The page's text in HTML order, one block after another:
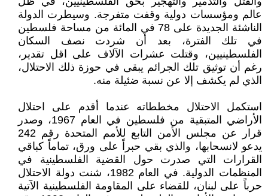
عالم ومؤسسات دولية وقفت متفرجة. وسيطرت الدولة
الناشئة الجديدة على 78 في المائة من مساحة فلسطين
في تلك الفترة، بعد أن شردت نصف السكان
الفلسطينيين، وقتلت عشرات الآلاف على اقل تقدير،
رغم أن توثيق تلك الجرائم يبقى في حوزة ذلك الاحتلال،
الذي لم يكشف إلا عن نسبة ضئيلة منه.
استكمل الاحتلال مخططاته عندما أقدم على احتلال
الأراضي المتبقية من فلسطين في العام 1967، وصدر
قرار عن مجلس الأمن التابع للأمم المتحدة رقم 242
يدعو لانسحابها، والذي بقي حبراً على ورق، تماماً كباقي
القرارات التي صدرت حول القضية الفلسطينية في
المنظمات الدولية. في العام 1982، شنت دولة الاحتلال
حرباً على لبنان، للقضاء على المقاومة الفلسطينية الآتية